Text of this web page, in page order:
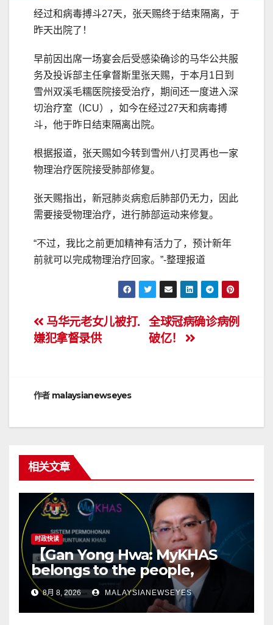
经过和病毒搏斗27天，张天赐终于结束隔离，于
昨天出院了！
早前因出席一场宴会后受感染确诊的马华公共服
务及投诉部主任拿督斯里张天赐，于本月1日到
雪州双溪毛糯医院接受治疗，期间还一度进入深
切治疗室（ICU），如今在经过27天和病毒搏
斗，他于昨日结束隔离出院。
根据报道，张天赐如今转到雪州八打灵再也一家
物理治疗医院接受肺部修复。
张天赐指出，新冠肺炎病愈后肺部仍无力，因此
需要接受物理治疗，进行肺部运动来修复。
“不过，我比之前更加精神有活力了，预计新年
前就可以完成物理治疗回家。”-整理报道
文
章
航
全球冠病确诊病例
破亿！
马华元老女儿被打.
嫌犯拿督录供
作者 malaysianewseyes
相关文章
时政快读
【Gan Yong Hwa: MyKHAS
belongs to the people,
Political positions should not
determine constituency
resources】
8月 8, 2026 MALAYSIANEWSEYES